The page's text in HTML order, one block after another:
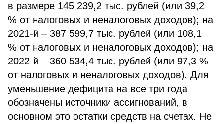
в размере 145 239,2 тыс. рублей (или 39,2
% от налоговых и неналоговых доходов); на
2021-й – 387 599,7 тыс. рублей (или 108,1
% от налоговых и неналоговых доходов); на
2022-й – 360 534,4 тыс. рублей (или 97,3 %
от налоговых и неналоговых доходов). Для
уменьшение дефицита на все три года
обозначены источники ассигнований, в
основном это остатки средств на счетах. Не